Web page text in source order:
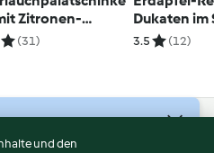
Zitronen-
Creme
(31)
Dukaten im
Mohn-
3.5 (12)
und den